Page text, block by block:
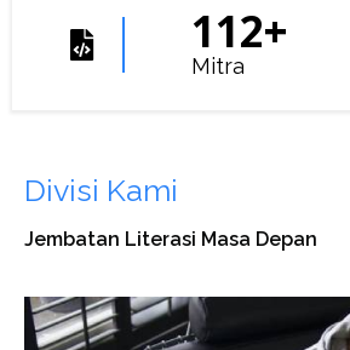
112+
Mitra
Divisi Kami
Jembatan Literasi Masa Depan